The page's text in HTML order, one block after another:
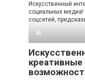
Искусственный
социальных медиа!
соцсетей,
AI